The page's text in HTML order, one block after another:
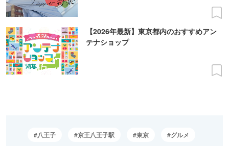
【2026年最新】東京都内のおすすめアン
テナショップ
八王子 京王八王子駅 東京 グルメ